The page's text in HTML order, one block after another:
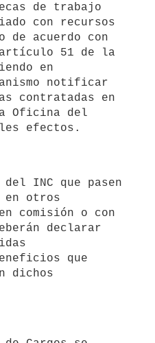
de trabajo
con recursos
de acuerdo con
51 de la
en
notificar
contratadas en
Oficina del
en otros
comisión o con
declarar
que
dichos